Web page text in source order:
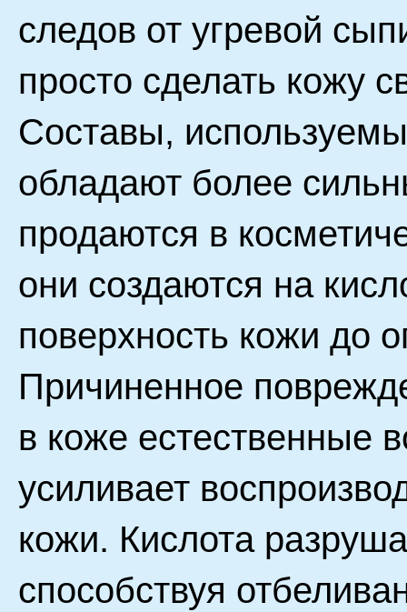
следов от угревой
просто сделать кожу
Составы,
обладают более
продаются в
они создаются на
поверхность кожи до
Причиненное
в коже естественные
усиливает
кожи. Кислота
способствуя